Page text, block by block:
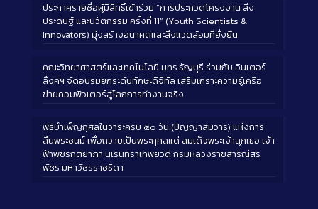
ประกาศรายชื่อผู้มีสิทธิ์เข้าร่วม “การประกวดโครงงาน สิ่ง
ประดิษฐ์ และนวัตกรรม ครั้งที่ 11” (Youth Scientists &
Innovators) มุ่งสร้างอนาคตและสิ่งแวดล้อมที่ยั่งยืน
คณะวิทยาศาสตร์และเทคโนโลยี มทร.ธัญบุรี ร่วมกับ อินเตอร์
ลิ้งค์ฯ จัดอบรมยกระดับทักษะดิจิทัล เสริมเกราะความรู้เครือ
ข่ายคอมพิวเตอร์สู่โลกการทำงานจริง
พิธีบำเพ็ญกุศลในวาระครบ ๕๐ วัน (ปัญญาสมวาร) แห่งการ
สิ้นพระชนม์ เพื่อถวายเป็นพระกุศลแด่ สมเด็จพระเจ้าลูกเธอ เจ้า
ฟ้าพัชรกิติยาภา นเรนทิราเทพยวดี กรมหลวงราชสาริณีสิริ
พัชร มหาวัชรราชธิดา